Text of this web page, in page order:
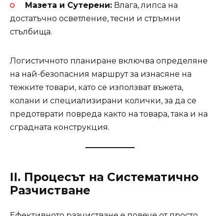
Мазета и Сутерени:Влага, липса на
достатъчно осветление, тесни и стръмни
стълбища.
Логистичното планиране включва определяне
на най-безопасния маршрут за изнасяне на
тежките товари, като се използват въжета,
колани и специализирани колички, за да се
предотврати повреда както на товара, така и на
сградната конструкция.
II. Процесът на Систематично
Разчистване